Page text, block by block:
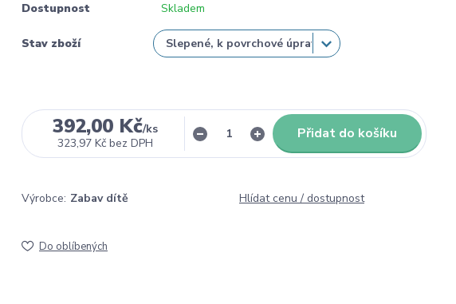
Dostupnost Skladem
Stav zboží
392,00 Kč/ks
323,97 Kč bez DPH
Přidat do košíku
Výrobce: Zabav dítě Hlídat cenu / dostupnost
Do oblíbených